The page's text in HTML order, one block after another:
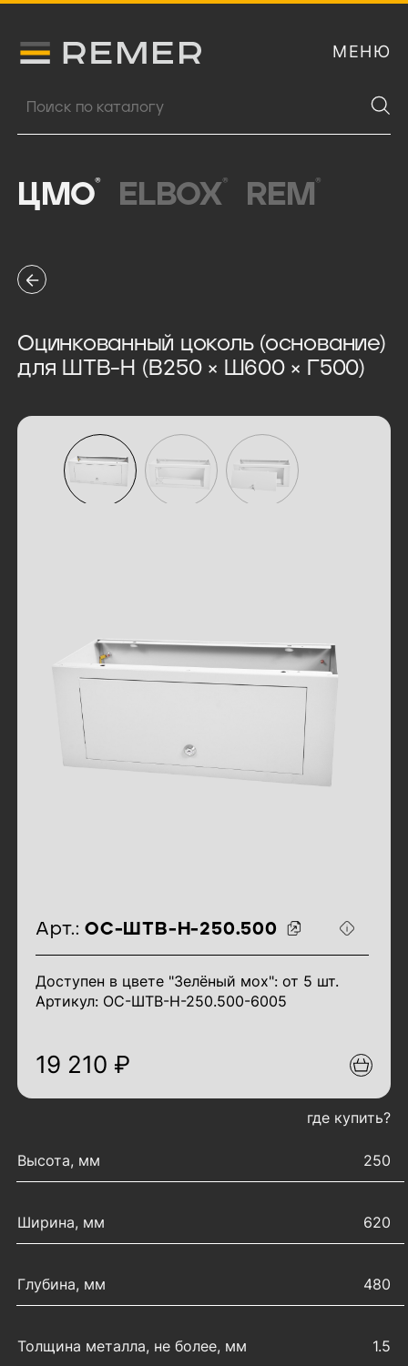
Логитип компании Remer МЕНЮ
Поиск продукции
ЦМО® ELBOX® REM ®
Оцинкованный цоколь (основание)
для ШТВ-Н (В250 × Ш600 × Г500)
идентификаторы товара
Арт.: ОС-ШТВ-Н-250.500
Доступен в цвете "Зелёный мох": от 5 шт.
Артикул: ОС-ШТВ-Н-250.500-6005
19 210 ₽
где купить?
Высота, мм
250
Ширина, мм 620
Глубина, мм 480
Толщина металла, не более, мм 1.5